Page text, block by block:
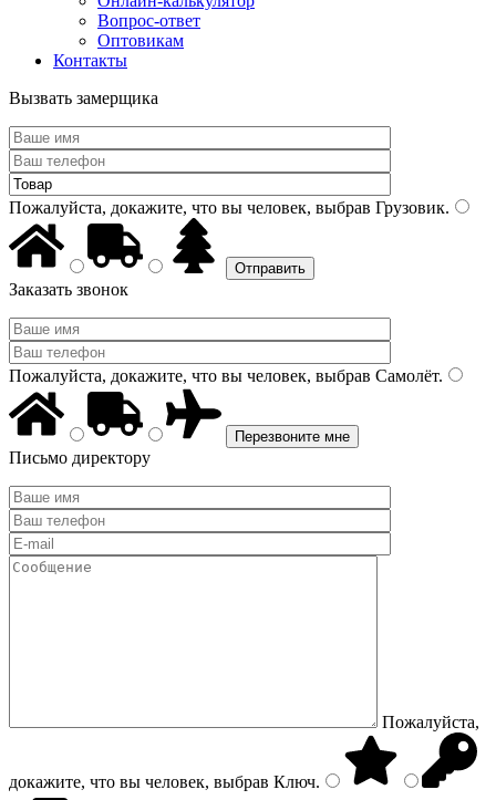
Вопрос-ответ
Оптовикам
Контакты
Вызвать замерщика
Пожалуйста, докажите, что вы человек, выбрав Грузовик.
Заказать звонок
Пожалуйста, докажите, что вы человек, выбрав Самолёт.
Письмо директору
Пожалуйста,
докажите, что вы человек, выбрав Ключ.